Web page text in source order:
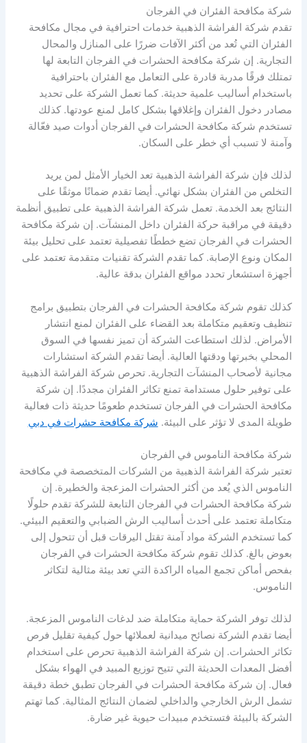
شركة مكافحة الفئران في الفرجان
تقدم شركة الفراشة الذهبية خدمات احترافية في مجال مكافحة
الفئران التي تُعد من أكثر الآفات ضررًا على المنازل والمحال
التجارية. إن شركة مكافحة الحشرات في الفرجان التابعة لها
تمتلك فرقًا مدربة قادرة على التعامل مع الفئران باحترافية
باستخدام أساليب علمية حديثة. كما تعمل الشركة على تحديد
مصادر دخول الفئران وإغلاقها بشكل كامل لمنع عودتها. كذلك
تستخدم شركة مكافحة الحشرات في الفرجان أدوات صيد فعّالة
وآمنة لا تسبب أي خطر على السكان.
لذلك فإن شركة الفراشة الذهبية تعد الخيار الأمثل لمن يريد
التخلص من الفئران بشكل نهائي. أيضا تقدم ضمانًا موثقًا على
النتائج بعد الخدمة. تعمل شركة الفراشة الذهبية على تطبيق أنظمة
دقيقة في مراقبة حركة الفئران داخل المنشآت. إن شركة مكافحة
الحشرات في الفرجان تضع خططًا تفصيلية تعتمد على تحليل بيئة
المكان ونوع الإصابة. كما تقدم الشركة تقنيات متقدمة تعتمد على
أجهزة استشعار تحدد مواقع الفئران بدقة عالية.
كذلك تقوم شركة مكافحة الحشرات في الفرجان بتطبيق برامج
تنظيف وتعقيم متكاملة بعد القضاء على الفئران لمنع انتشار
الأمراض. لذلك استطاعت الشركة أن تميز نفسها في السوق
المحلي بخبرتها ودقتها العالية. أيضا تقدم الشركة استشارات
مجانية لأصحاب المنشآت التجارية. تحرص شركة الفراشة الذهبية
على توفير حلول مستدامة تمنع تكاثر الفئران مجددًا. إن شركة
مكافحة الحشرات في الفرجان تستخدم طعومًا حديثة ذات فعالية
طويلة المدى لا تؤثر على البيئة. شركة مكافحة حشرات في دبي
شركة مكافحة الناموس في الفرجان
تعتبر شركة الفراشة الذهبية من الشركات المتخصصة في مكافحة
الناموس الذي يُعد من أكثر الحشرات المزعجة والخطيرة. إن
شركة مكافحة الحشرات في الفرجان التابعة للشركة تقدم حلولًا
متكاملة تعتمد على أحدث أساليب الرش الضبابي والتعقيم البيئي.
كما تستخدم الشركة مواد آمنة تقتل اليرقات قبل أن تتحول إلى
بعوض بالغ. كذلك تقوم شركة مكافحة الحشرات في الفرجان
بفحص أماكن تجمع المياه الراكدة التي تعد بيئة مثالية لتكاثر
الناموس.
لذلك توفر الشركة حماية متكاملة ضد لدغات الناموس المزعجة.
أيضا تقدم الشركة نصائح ميدانية لعملائها حول كيفية تقليل فرص
تكاثر الحشرات. إن شركة الفراشة الذهبية تحرص على استخدام
أفضل المعدات الحديثة التي تتيح توزيع المبيد في الهواء بشكل
فعال. إن شركة مكافحة الحشرات في الفرجان تطبق خطة دقيقة
تشمل الرش الخارجي والداخلي لضمان النتائج المثالية. كما تهتم
الشركة بالبيئة فتستخدم مبيدات حيوية غير ضارة.